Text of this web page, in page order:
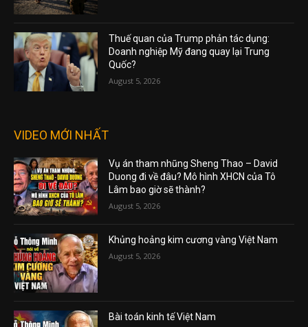
Thuế quan của Trump phản tác dụng:
Doanh nghiệp Mỹ đang quay lại Trung
Quốc?
August 5, 2026
VIDEO MỚI NHẤT
Vụ án tham nhũng Sheng Thao – David
Duong đi về đâu? Mô hình XHCN của Tô
Lâm bao giờ sẽ thành?
August 5, 2026
Khủng hoảng kim cương vàng Việt Nam
August 5, 2026
Bài toán kinh tế Việt Nam